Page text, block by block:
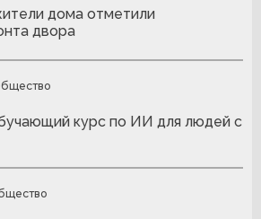
дома отметили
двора
курс по ИИ для людей с